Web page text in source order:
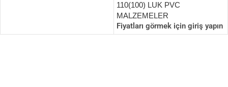
110(100) LUK PVC
MALZEMELER
Fiyatları görmek için giriş yapın